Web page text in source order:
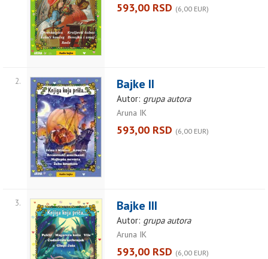
593,00 RSD (6,00 EUR)
2. Bajke II
Autor: grupa autora
Aruna IK
593,00 RSD (6,00 EUR)
3. Bajke III
Autor: grupa autora
Aruna IK
593,00 RSD (6,00 EUR)